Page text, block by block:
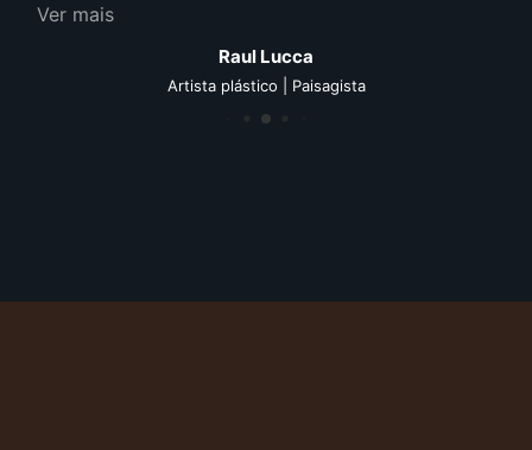
Ver mais
Raul Lucca
Artista plástico | Paisagista